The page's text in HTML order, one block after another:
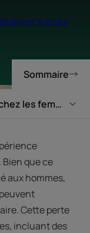
et la chute
Sommaire
les femmes
que ce
aux hommes,
Cette perte
incluant des